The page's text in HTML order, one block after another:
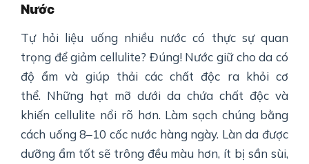
Nước
Tự hỏi liệu uống nhiều nước có thực sự quan
trọng để giảm cellulite? Đúng! Nước giữ cho da có
độ ẩm và giúp thải các chất độc ra khỏi cơ
thể. Những hạt mỡ dưới da chứa chất độc và
khiến cellulite nổi rõ hơn. Làm sạch chúng bằng
cách uống 8–10 cốc nước hàng ngày. Làn da được
dưỡng ẩm tốt sẽ trông đều màu hơn, ít bị sần sùi,